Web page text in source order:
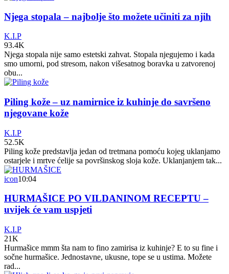
Njega stopala – najbolje što možete učiniti za njih
K.I.P
93.4K
Njega stopala nije samo estetski zahvat. Stopala njegujemo i kada
smo umorni, pod stresom, nakon višesatnog boravka u zatvorenoj
obu...
Piling kože – uz namirnice iz kuhinje do savršeno
njegovane kože
K.I.P
52.5K
Piling kože predstavlja jedan od tretmana pomoću kojeg uklanjamo
ostarjele i mrtve ćelije sa površinskog sloja kože. Uklanjanjem tak...
icon10:04
HURMAŠICE PO VILDANINOM RECEPTU –
uvijek će vam uspjeti
K.I.P
21K
Hurmašice mmm šta nam to fino zamirisa iz kuhinje? E to su fine i
sočne hurmašice. Jednostavne, ukusne, tope se u ustima. Možete
rad...